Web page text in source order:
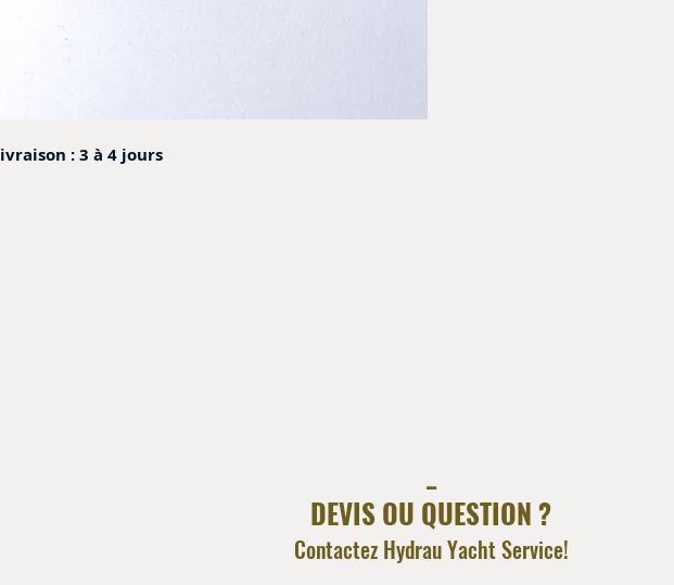
: 3 à 4 jours
DEVIS OU QUESTION ?
Contactez Hydrau Yacht Service!